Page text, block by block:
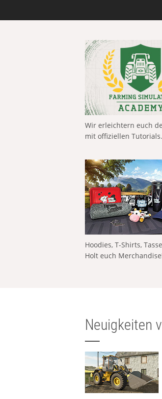
Wir erleichtern euch
mit offiziellen Tutorials.
Hoodies, T-Shirts,
Holt euch
Neuigkeiten